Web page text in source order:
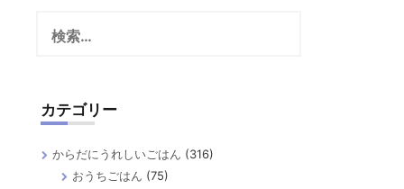
カテゴリー
からだにうれしいごはん (316)
おうちごはん (75)